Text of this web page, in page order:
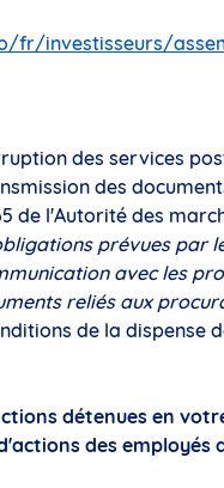
fr/investisseurs/
des services
des
de l'Autorité des
prévues par
avec les
reliés aux
de la dispense
détenues en
des employés